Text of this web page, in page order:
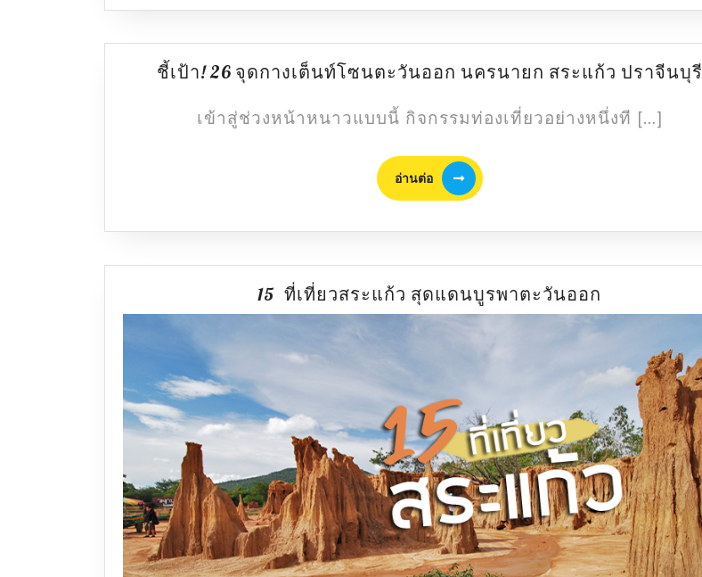
ชี้เป้า! 26 จุดกางเต็นท์โซนตะวันออก นครนายก สระแก้ว ปราจีนบุรี
เข้าสู่ช่วงหน้าหนาวแบบนี้ กิจกรรมท่องเที่ยวอย่างหนึ่งที […]
อ่านต่อ
อ่าน
ต่อ
15 ที่เที่ยวสระแก้ว สุดแดนบูรพาตะวันออก
ที่
เที่ยว
สระแก้ว
สุด
แดน
บูรพา
ตะวัน
ออก